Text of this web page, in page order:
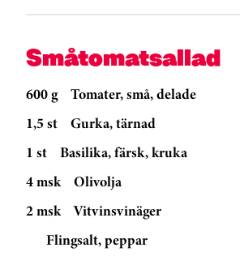
Småtomatsallad
600 g
Tomater, små, delade
1,5 st
Gurka, tärnad
1 st
Basilika, färsk, kruka
4 msk
Olivolja
2 msk
Vitvinsvinäger
Flingsalt, peppar